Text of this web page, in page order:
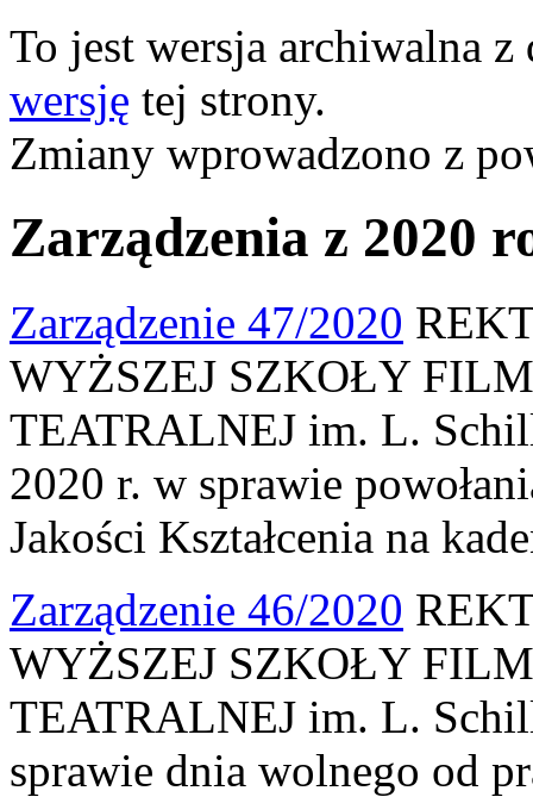
To jest wersja archiwalna
wersję tej strony.
Zmiany wprowadzono z
Zarządzenia z 2020
Zarządzenie 47/2020
WYŻSZEJ SZKOŁY
TEATRALNEJ im. L.
2020 r. w sprawie
Jakości Kształcenia na
Zarządzenie 46/2020
WYŻSZEJ SZKOŁY
TEATRALNEJ im. L.
sprawie dnia wolnego od